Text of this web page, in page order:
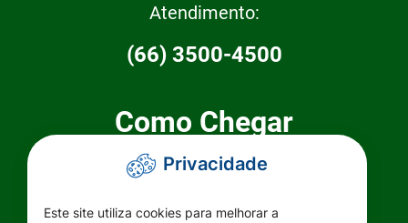
Atendimento:
(66) 3500-4500
Como Chegar
Prefeitura Municipal de Primavera do
Privacidade
Este site utiliza cookies para melhorar a